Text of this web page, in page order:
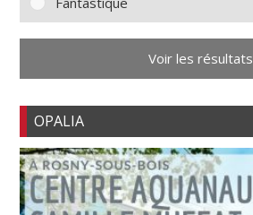
Voir les résultats
OPALIA